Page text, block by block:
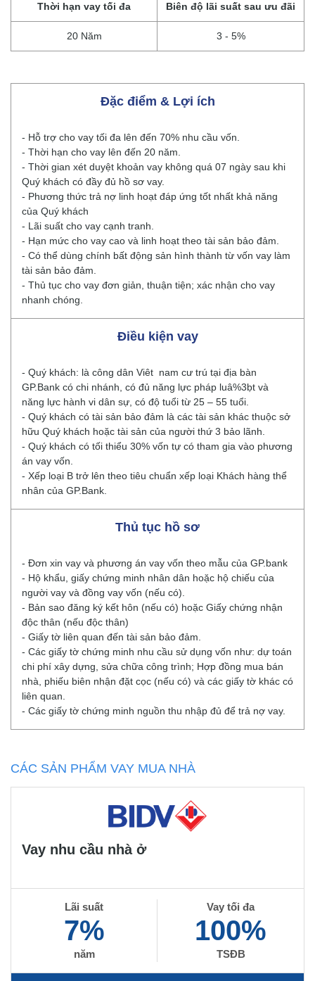
Thời hạn vay tối đa
20 Năm
Biên độ lãi suất sau ưu đãi
3 - 5%
Đặc điểm & Lợi ích
- Hỗ trợ cho vay tối đa lên đến 70% nhu cầu vốn.
- Thời hạn cho vay lên đến 20 năm.
- Thời gian xét duyệt khoản vay không quá 07 ngày sau khi
Quý khách có đầy đủ hồ sơ vay.
- Phương thức trả nợ linh hoạt đáp ứng tốt nhất khả năng
của Quý khách
- Lãi suất cho vay cạnh tranh.
- Hạn mức cho vay cao và linh hoạt theo tài sản bảo đảm.
- Có thể dùng chính bất động sản hình thành từ vốn vay làm
tài sản bảo đảm.
- Thủ tục cho vay đơn giản, thuận tiện; xác nhận cho vay
nhanh chóng.
Điều kiện vay
- Quý khách: là công dân Viêt nam cư trú tại địa bàn
GP.Bank có chi nhánh, có đủ năng lực pháp luâ%3ḅt và
năng lực hành vi dân sự, có độ tuổi từ 25 – 55 tuổi.
- Quý khách có tài sản bảo đảm là các tài sản khác thuộc sở
hữu Quý khách hoặc tài sản của người thứ 3 bảo lãnh.
- Quý khách có tối thiểu 30% vốn tự có tham gia vào phương
án vay vốn.
- Xếp loại B trở lên theo tiêu chuẩn xếp loại Khách hàng thể
nhân của GP.Bank.
Thủ tục hồ sơ
- Đơn xin vay và phương án vay vốn theo mẫu của GP.bank
- Hộ khẩu, giấy chứng minh nhân dân hoặc hộ chiếu của
người vay và đồng vay vốn (nếu có).
- Bản sao đăng ký kết hôn (nếu có) hoặc Giấy chứng nhận
độc thân (nếu độc thân)
- Giấy tờ liên quan đến tài sản bảo đảm.
- Các giấy tờ chứng minh nhu cầu sử dụng vốn như: dự toán
chi phí xây dựng, sửa chữa công trình; Hợp đồng mua bán
nhà, phiếu biên nhận đặt cọc (nếu có) và các giấy tờ khác có
liên quan.
- Các giấy tờ chứng minh nguồn thu nhập đủ để trả nợ vay.
CÁC SẢN PHẨM VAY MUA NHÀ
Vay nhu cầu nhà ở
Lãi suất
7%
năm
Vay tối đa
100%
TSĐB